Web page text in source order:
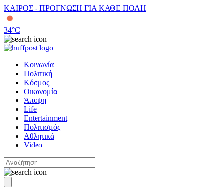
ΚΑΙΡΟΣ - ΠΡΟΓΝΩΣΗ ΓΙΑ ΚΑΘΕ ΠΟΛΗ
34°C
Κοινωνία
Πολιτική
Κόσμος
Οικονομία
Άποψη
Life
Entertainment
Πολιτισμός
Αθλητικά
Video